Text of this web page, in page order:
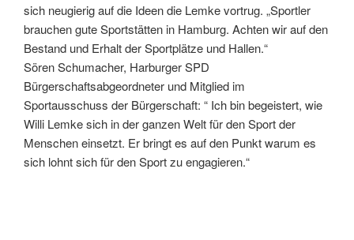
sich neugierig auf die Ideen die Lemke vortrug. „Sportler
brauchen gute Sportstätten in Hamburg. Achten wir auf den
Bestand und Erhalt der Sportplätze und Hallen.“
Sören Schumacher, Harburger SPD
Bürgerschaftsabgeordneter und Mitglied im
Sportausschuss der Bürgerschaft: “ Ich bin begeistert, wie
Willi Lemke sich in der ganzen Welt für den Sport der
Menschen einsetzt. Er bringt es auf den Punkt warum es
sich lohnt sich für den Sport zu engagieren.“